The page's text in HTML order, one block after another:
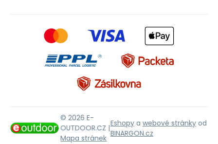
© 2026 E-
OUTDOOR.CZ |
Mapa stránek
Eshopy a webové stránky od
BINARGON.cz